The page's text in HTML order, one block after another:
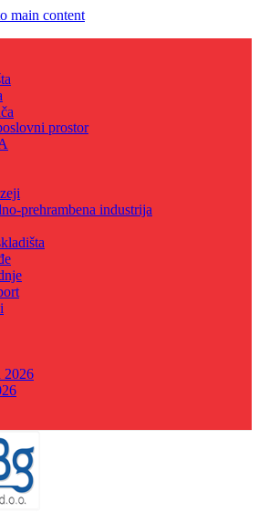
main content
prostor
prehrambena industrija
2026